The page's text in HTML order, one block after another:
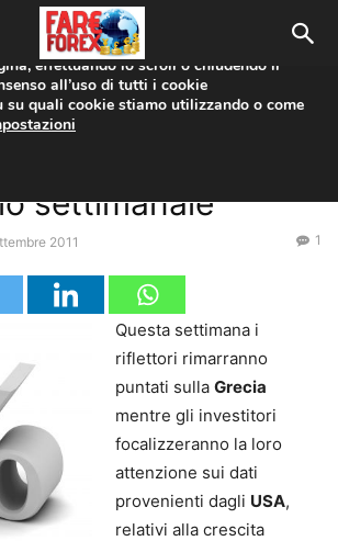
Economici
ecco il
settimanale
2011 1
Questa settimana i
riflettori rimarranno
puntati sulla Grecia
mentre gli investitori
focalizzeranno la loro
attenzione sui dati
provenienti dagli USA,
relativi alla crescita
per offrirti la migliore esperienza sul nostro
effettuando lo scroll o chiudendo il
all’uso di tutti i cookie
su quali cookie stiamo utilizzando o come